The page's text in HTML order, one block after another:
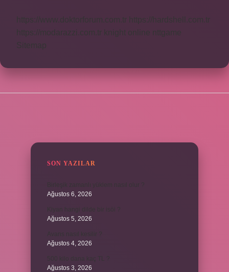
https://www.doktorforum.com.tr
https://hardshell.com.tr
https://modarazzi.com.tr
knight online
nttgame
Sitemap
SON YAZILAR
Ağustos 6, 2026
Ağustos 5, 2026
Ağustos 4, 2026
Ağustos 3, 2026